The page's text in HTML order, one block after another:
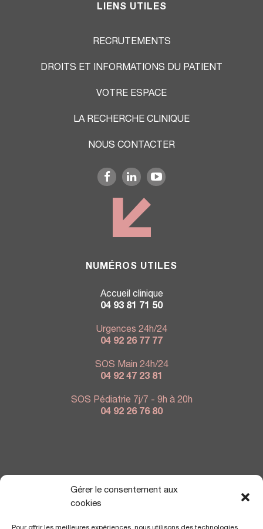
Gérer le consentement aux
cookies
LIENS UTILES
RECRUTEMENTS
DROITS ET INFORMATIONS DU PATIENT
VOTRE ESPACE
LA RECHERCHE CLINIQUE
NOUS CONTACTER
NUMÉROS UTILES
Accueil clinique
04 93 81 71 50
Urgences 24h/24
04 92 26 77 77
SOS Main 24h/24
04 92 47 23 81
SOS Pédiatrie 7j/7 - 9h à 20h
04 92 26 76 80
NOUS TROUVER